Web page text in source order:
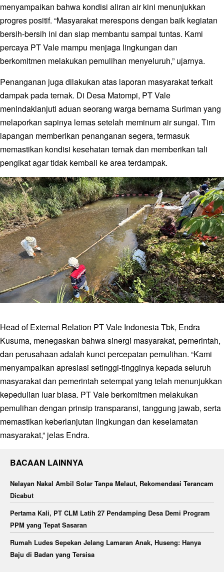
menyampaikan bahwa kondisi aliran air kini menunjukkan
progres positif. “Masyarakat merespons dengan baik kegiatan
bersih-bersih ini dan siap membantu sampai tuntas. Kami
percaya PT Vale mampu menjaga lingkungan dan
berkomitmen melakukan pemulihan menyeluruh,” ujarnya.
Penanganan juga dilakukan atas laporan masyarakat terkait
dampak pada ternak. Di Desa Matompi, PT Vale
menindaklanjuti aduan seorang warga bernama Suriman yang
melaporkan sapinya lemas setelah meminum air sungai. Tim
lapangan memberikan penanganan segera, termasuk
memastikan kondisi kesehatan ternak dan memberikan tali
pengikat agar tidak kembali ke area terdampak.
Head of External Relation PT Vale Indonesia Tbk, Endra
Kusuma, menegaskan bahwa sinergi masyarakat, pemerintah,
dan perusahaan adalah kunci percepatan pemulihan. “Kami
menyampaikan apresiasi setinggi-tingginya kepada seluruh
masyarakat dan pemerintah setempat yang telah menunjukkan
kepedulian luar biasa. PT Vale berkomitmen melakukan
pemulihan dengan prinsip transparansi, tanggung jawab, serta
memastikan keberlanjutan lingkungan dan keselamatan
masyarakat,” jelas Endra.
BACAAN LAINNYA
Nelayan Nakal Ambil Solar Tanpa Melaut, Rekomendasi Terancam
Dicabut
Pertama Kali, PT CLM Latih 27 Pendamping Desa Demi Program
PPM yang Tepat Sasaran
Rumah Ludes Sepekan Jelang Lamaran Anak, Huseng: Hanya
Baju di Badan yang Tersisa